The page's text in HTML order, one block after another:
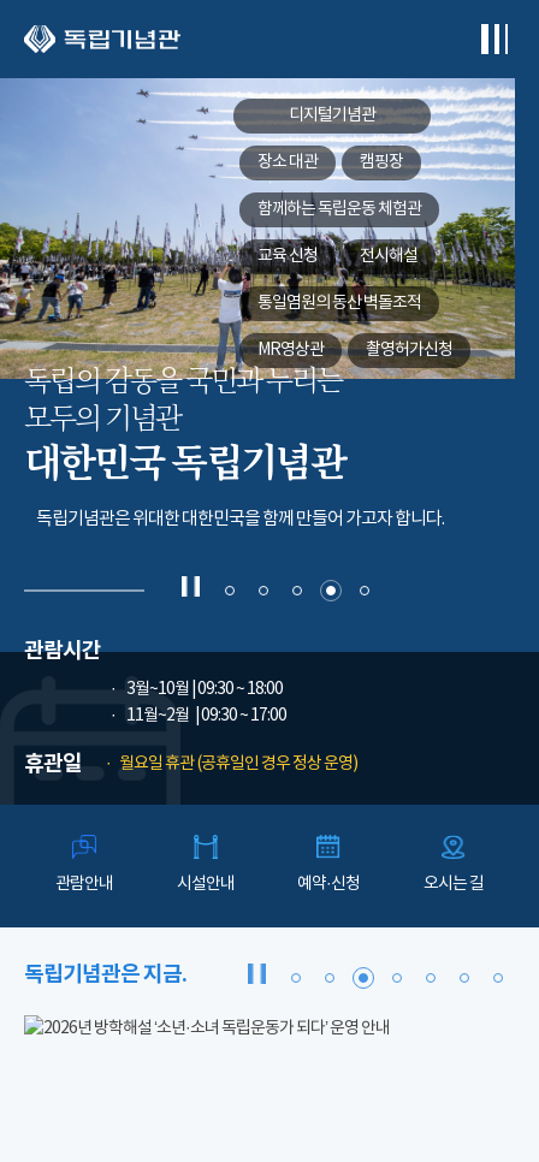
디지털기념관
장소 대관 캠핑장
함께하는독립운동 체험관
교육 신청 전시해설
통일염원의 동산벽돌조적
MR영상관 촬영허가신청
독립의 감동을 국민과 누리는
모두의 기념관
대한민국 독립기념관
독립기념관은 위대한 대한민국을 함께 만들어 가고자 합니다.
관람시간
3월~10월 | 09:30 ~ 18:00
11월~2월
| 09:30 ~ 17:00
휴관일 월요일 휴관 (공휴일인 경우 정상 운영)
관람안내 시설안내 예약·신청 오시는 길
독립기념관은 지금.